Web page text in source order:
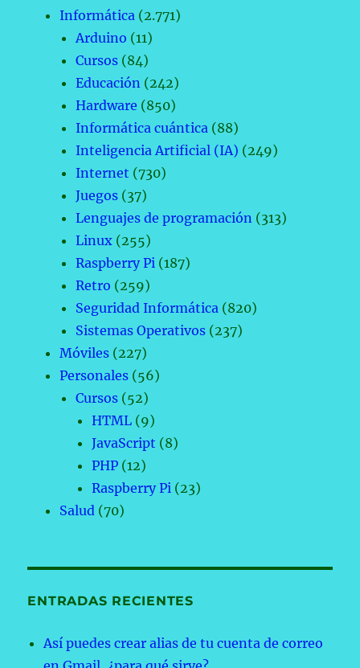
Informática (2.771)
Arduino (11)
Cursos (84)
Educación (242)
Hardware (850)
Informática cuántica (88)
Inteligencia Artificial (IA) (249)
Internet (730)
Juegos (37)
Lenguajes de programación (313)
Linux (255)
Raspberry Pi (187)
Retro (259)
Seguridad Informática (820)
Sistemas Operativos (237)
Móviles (227)
Personales (56)
Cursos (52)
HTML (9)
JavaScript (8)
PHP (12)
Raspberry Pi (23)
Salud (70)
ENTRADAS RECIENTES
Así puedes crear alias de tu cuenta de correo